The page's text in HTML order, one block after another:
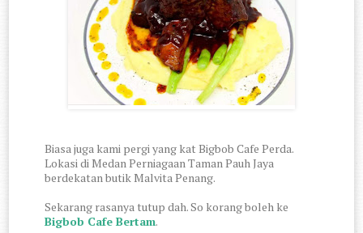
Biasa juga kami pergi yang kat Bigbob Cafe Perda.
Lokasi di Medan Perniagaan Taman Pauh Jaya
berdekatan butik Malvita Penang.
Sekarang rasanya tutup dah. So korang boleh ke
Bigbob Cafe Bertam.